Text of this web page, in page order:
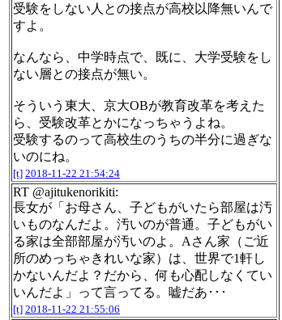
受験をしない人との接点が高校以降無いんで
すよ。
なんなら、中学時点で、既に、大学受験をし
ない層との接点が無い。
そういう東大、京大OBが教育改革を考えた
ら、受験改革とかになっちゃうよね。
受験するのって高校生のうちの半分に過ぎな
いのにね。
[t] 2018-11-22 21:54:24
RT @ajitukenorikiti:
長女が「お母さん、子どもがいたら部屋は汚
いものなんだよ。汚いのが普通。子どもがい
る家は全部部屋が汚いのよ。Aさん家（ご近
所のめっちゃきれいな家）は、世界で1軒し
かないんだよ？だから、何も心配しなくてい
いんだよ」って言ってる。嘘だあ･･･
[t] 2018-11-22 21:55:06